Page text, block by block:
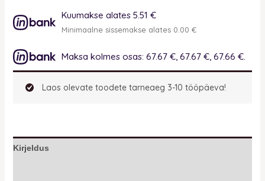
Kuumakse alates 5.51 €
Minimaalne sissemakse alates 0.00 €
Maksa kolmes osas: 67.67 €, 67.67 €, 67.66 €.
Laos olevate toodete tarneaeg 3-10 tööpäeva!
Kirjeldus